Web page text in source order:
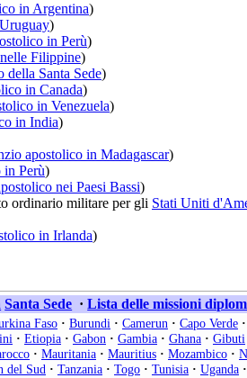
in Argentina)
)
in Perù)
Filippine)
della Santa Sede)
in Canada)
in Venezuela)
in India)
apostolico in Madagascar)
in Perù)
nei Paesi Bassi)
ordinario militare per gli Stati Uniti
in Irlanda)
Santa Sede · Lista delle missioni
Faso · Burundi · Camerun · Capo Verde ·
· Etiopia · Gabon · Gambia · Ghana · Gibuti
· Mauritania · Mauritius · Mozambico ·
del Sud · Tanzania · Togo · Tunisia · Uganda ·